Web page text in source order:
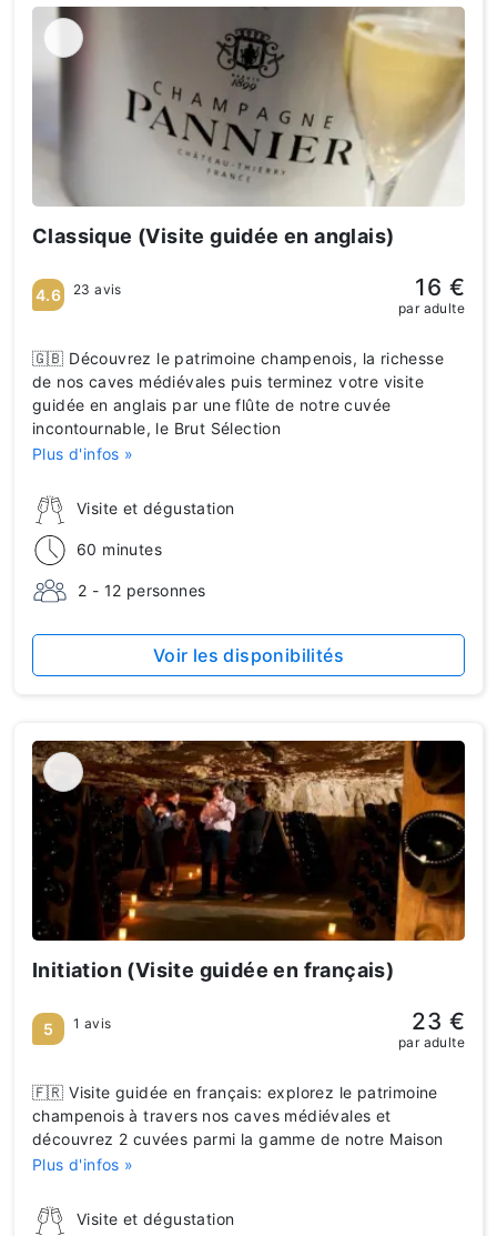
Classique (Visite guidée en anglais)
Visite et dégustation
60 minutes
2 - 12 personnes
🇬🇧 Découvrez le patrimoine champenois, la richesse
de nos caves médiévales puis terminez votre visite
guidée en anglais par une flûte de notre cuvée
incontournable, le Brut Sélection
Plus d'infos »
4.6 23 avis 16 €
par adulte
Voir les disponibilités
Initiation (Visite guidée en français)
Visite et dégustation
🇫🇷 Visite guidée en français: explorez le patrimoine
champenois à travers nos caves médiévales et
découvrez 2 cuvées parmi la gamme de notre Maison
Plus d'infos »
5 1 avis 23 €
par adulte